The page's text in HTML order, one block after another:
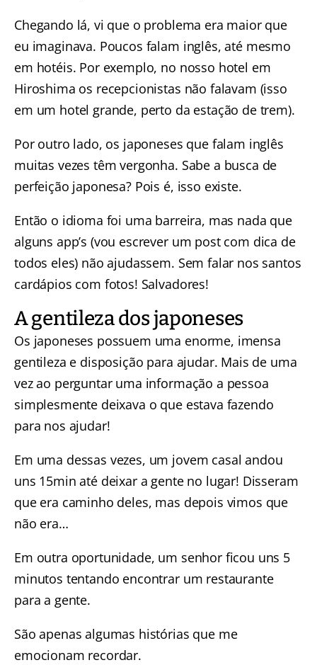
Chegando lá, vi que o problema era maior que
eu imaginava. Poucos falam inglês, até mesmo
em hotéis. Por exemplo, no nosso hotel em
Hiroshima os recepcionistas não falavam (isso
em um hotel grande, perto da estação de trem).
Por outro lado, os japoneses que falam inglês
muitas vezes têm vergonha. Sabe a busca de
perfeição japonesa? Pois é, isso existe.
Então o idioma foi uma barreira, mas nada que
alguns app’s (vou escrever um post com dica de
todos eles) não ajudassem. Sem falar nos santos
cardápios com fotos! Salvadores!
A gentileza dos japoneses
Os japoneses possuem uma enorme, imensa
gentileza e disposição para ajudar. Mais de uma
vez ao perguntar uma informação a pessoa
simplesmente deixava o que estava fazendo
para nos ajudar!
Em uma dessas vezes, um jovem casal andou
uns 15min até deixar a gente no lugar! Disseram
que era caminho deles, mas depois vimos que
não era…
Em outra oportunidade, um senhor ficou uns 5
minutos tentando encontrar um restaurante
para a gente.
São apenas algumas histórias que me
emocionam recordar.